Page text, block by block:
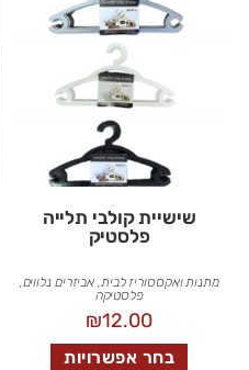
שישיית קולבי תלייה
פלסטיק
מתנות ואקססוריז לבית, אביזרים נלווים,
פלסטיקה
₪12.00
בחר אפשרויות